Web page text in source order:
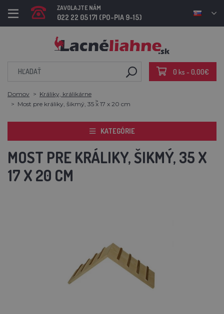
ZAVOLAJTE NÁM
022 22 05 171 (PO-PIA 9-15)
0 ks - 0,00€
Domov
Králiky, králikárne
Most pre králiky, šikmý, 35 x 17 x 20 cm
KATEGÓRIE
MOST PRE KRÁLIKY, ŠIKMÝ, 35 X
17 X 20 CM